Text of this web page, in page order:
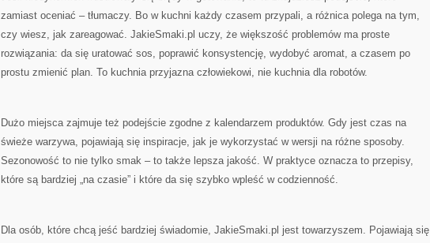
zamiast oceniać – tłumaczy. Bo w kuchni każdy czasem przypali, a różnica polega na tym,
czy wiesz, jak zareagować. JakieSmaki.pl uczy, że większość problemów ma proste
rozwiązania: da się uratować sos, poprawić konsystencję, wydobyć aromat, a czasem po
prostu zmienić plan. To kuchnia przyjazna człowiekowi, nie kuchnia dla robotów.
Dużo miejsca zajmuje też podejście zgodne z kalendarzem produktów. Gdy jest czas na
świeże warzywa, pojawiają się inspiracje, jak je wykorzystać w wersji na różne sposoby.
Sezonowość to nie tylko smak – to także lepsza jakość. W praktyce oznacza to przepisy,
które są bardziej „na czasie” i które da się szybko wpleść w codzienność.
Dla osób, które chcą jeść bardziej świadomie, JakieSmaki.pl jest towarzyszem. Pojawiają się